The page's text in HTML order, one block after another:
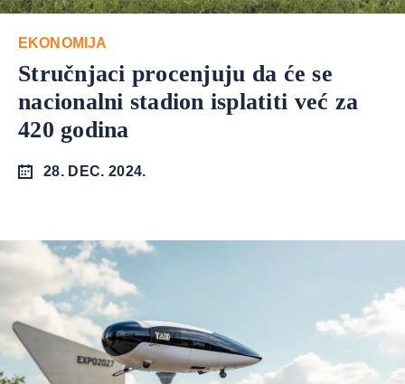
EKONOMIJA
Stručnjaci procenjuju da će se
nacionalni stadion isplatiti već za
420 godina
28. DEC. 2024.